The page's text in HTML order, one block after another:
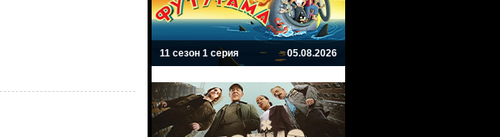
11 сезон 1 серия 05.08.2026